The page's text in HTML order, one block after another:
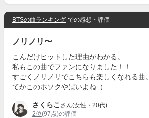
BTSの曲ランキング での感想・評価
ノリノリ〜
こんだけヒットした理由がわかる。
私もこの曲でファンになりました！！
すごくノリノリでこちらも楽しくなれる曲。
てかこのホソクやばいよね（
さくらこ さん(女性・20代)
2位(97点)の評価